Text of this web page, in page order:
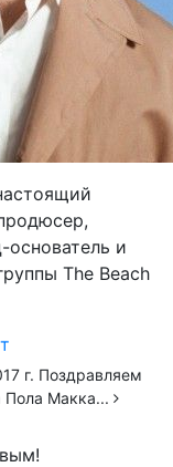
основатель и
The Beach
г. Поздравляем
Пола Макка...